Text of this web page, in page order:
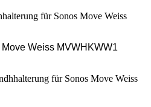
für Sonos Move Weiss
Weiss MVWHKWW1
für Sonos Move Weiss